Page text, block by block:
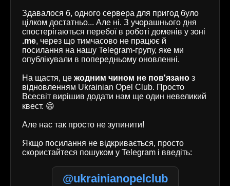
Здавалося б, одного сервера для пригод було
цілком достатньо... Але ні. З учорашнього дня
спостерігаються перебої в роботі доменів у зоні
.me, через що тимчасово не працює й
посилання на нашу Telegram-групу, яке ми
опублікували в попередньому оновленні.
На щастя, це жодним чином не пов'язано з
відновленням Ukrainian Opel Club. Просто
Всесвіт вирішив додати нам ще один невеликий
квест. 😄
Але нас так просто не зупинити!
Якщо посилання не відкривається, просто
скористайтеся пошуком у Telegram і введіть:
@ukrainianopelclub